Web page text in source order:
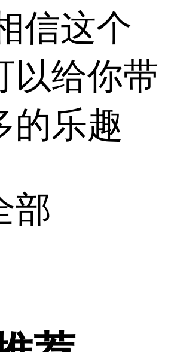
信这个
以给你带
的乐趣
部